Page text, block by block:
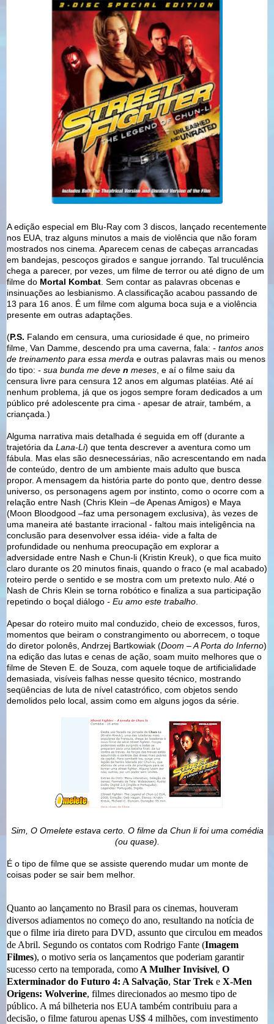
A edição especial em Blu-Ray com 3 discos, lançado recentemente
nos EUA, traz alguns minutos a mais de violência que não foram
mostrados nos cinema. Aparecem cenas de cabeças arrancadas
em bandejas, pescoços girados e sangue jorrando. Tal truculência
chega a parecer, por vezes, um filme de terror ou até digno de um
filme do Mortal Kombat . Sem contar as palavras obcenas e
insinuações ao lesbianismo. A classificação acabou passando de
13 para 16 anos. É um filme com alguma boca suja e a violência
presente em outras adaptações.
(P.S. Falando em censura, uma curiosidade é que, no primeiro
filme, Van Damme, descendo pra uma caverna, fala: - tantos anos
de treinamento para essa merda e outras palavras mais ou menos
do tipo: - sua bunda me deve n meses , e aí o filme saiu da
censura livre para censura 12 anos em algumas platéias. Até aí
nenhum problema, já que os jogos sempre foram dedicados a um
público pré adolescente pra cima - apesar de atrair, também, a
criançada.)
Alguma narrativa mais detalhada é seguida em off (durante a
trajetória da Lana-Li) que tenta descrever a aventura como um
fábula. Mas elas são desnecessárias, não acrescentando em nada
de conteúdo, dentro de um ambiente mais adulto que busca
propor. A mensagem da história parte do ponto que, dentro desse
universo, os personagens agem por instinto, como o ocorre com a
relação entre Nash (Chris Klein –de Apenas Amigos) e Maya
(Moon Bloodgood –faz uma personagem exclusiva), às vezes de
uma maneira até bastante irracional - faltou mais inteligência na
conclusão para desenvolver essa idéia- vide a falta de
profundidade ou nenhuma preocupação em explorar a
adversidade entre Nash e Chun-li (Kristin Kreuk), o que fica muito
claro durante os 20 minutos finais, quando o fraco (e mal acabado)
roteiro perde o sentido e se mostra com um pretexto nulo. Até o
Nash de Chris Klein se torna robótico e finaliza a sua participação
repetindo o boçal diálogo - Eu amo este trabalho
Apesar do roteiro muito mal conduzido, cheio de excessos, furos,
momentos que beiram o constrangimento ou aborrecem, o toque
do diretor polonês, Andrzej Bartkowiak (Doom – A Porta do Inferno)
na edição das lutas e cenas de ação, soam muito melhores que o
filme de Steven E. de Souza, com aquele toque de artificialidade
demasiada, visíveis falhas nesse quesito técnico, mostrando
seqüências de luta de nível catastrófico, com objetos sendo
demolidos pelo local, assim como em alguns jogos da série.
Sim, O Omelete estava certo. O filme da Chun li foi uma comédia
(ou quase).
É o tipo de filme que se assiste querendo mudar um monte de
coisas poder se sair bem melhor.
Quanto ao lançamento no Brasil para os cinemas, houveram
diversos adiamentos no começo do ano, resultando na notícia de
que o filme iria direto para DVD, assunto que circulou em meados
de Abril. Segundo os contatos com Rodrigo Fante (Imagem
Filmes), o motivo seria os lançamentos que poderiam garantir
sucesso certo na temporada, como A Mulher Invisível, O
Exterminador do Futuro 4: A Salvação, Star Trek e X-Men
Origens: Wolverine, filmes direcionados ao mesmo tipo de
público. A má bilheteria nos EUA também contribuiu para a
decisão, o filme faturou apenas U$$ 4 milhões, com investimento